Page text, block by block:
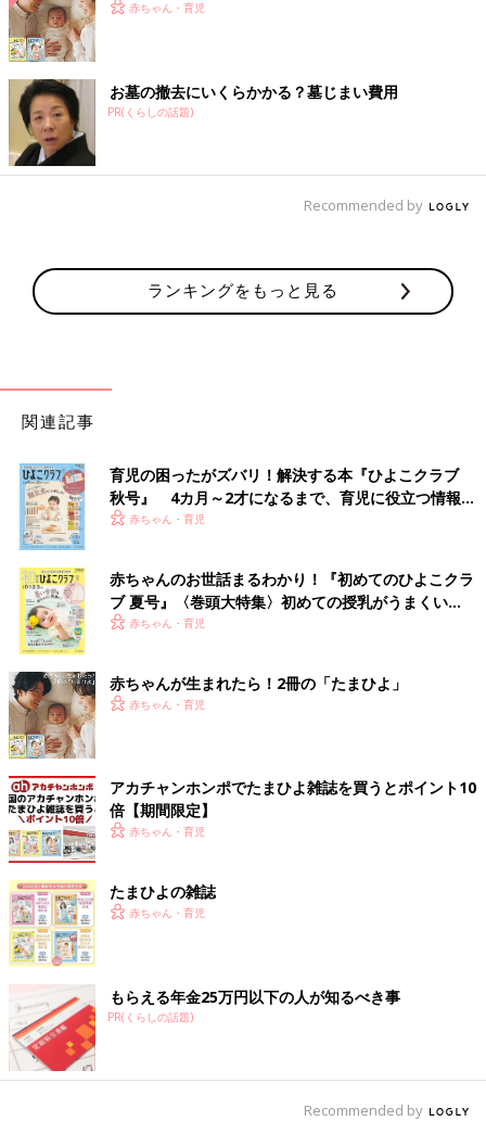
赤ちゃん・育児
お墓の撤去にいくらかかる？墓じまい費用
PR(くらしの話題)
Recommended by
ランキングをもっと見る
関連記事
育児の困ったがズバリ！解決する本『ひよこクラブ
秋号』 4カ月～2才になるまで、育児に役立つ情報が
いっぱい！
赤ちゃん・育児
赤ちゃんのお世話まるわかり！『初めてのひよこクラ
ブ 夏号』〈巻頭大特集〉初めての授乳がうまくい
く！ おっぱい・ミルクの基本と夏のトラブル 解決テ
赤ちゃん・育児
赤ちゃんが生まれたら！2冊の「たまひよ」
赤ちゃん・育児
アカチャンホンポでたまひよ雑誌を買うとポイント10
倍【期間限定】
赤ちゃん・育児
たまひよの雑誌
赤ちゃん・育児
もらえる年金25万円以下の人が知るべき事
PR(くらしの話題)
Recommended by